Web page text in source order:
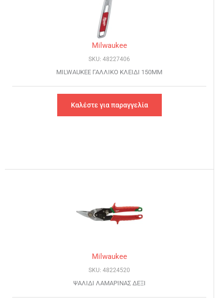
Milwaukee
SKU: 48227406
MILWAUKEE ΓΑΛΛΙΚΟ ΚΛΕΙΔΙ 150MM
Καλέστε για παραγγελία
Milwaukee
SKU: 48224520
ΨΑΛΙΔΙ ΛΑΜΑΡΙΝΑΣ ΔΕΞΙ